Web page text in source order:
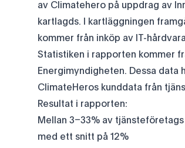
av Climatehero på uppdrag av
kartlagds. I kartläggningen
kommer från inköp av IT-
Statistiken i rapporten kommer
Energimyndigheten. Dessa
ClimateHeros kunddata från
Resultat i rapporten:
Mellan 3–33% av
med ett snitt på 12%